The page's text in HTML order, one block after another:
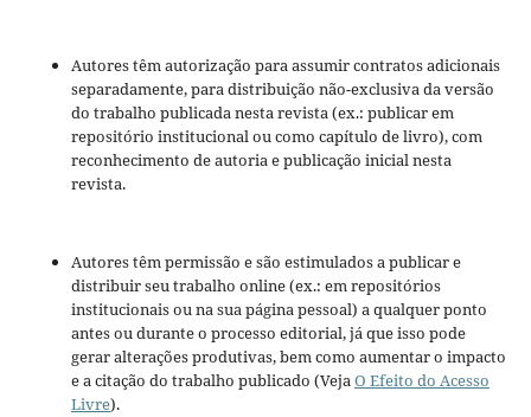
Autores têm autorização para assumir contratos adicionais
separadamente, para distribuição não-exclusiva da versão
do trabalho publicada nesta revista (ex.: publicar em
repositório institucional ou como capítulo de livro), com
reconhecimento de autoria e publicação inicial nesta
revista.
Autores têm permissão e são estimulados a publicar e
distribuir seu trabalho online (ex.: em repositórios
institucionais ou na sua página pessoal) a qualquer ponto
antes ou durante o processo editorial, já que isso pode
gerar alterações produtivas, bem como aumentar o impacto
e a citação do trabalho publicado (VejaO Efeito do Acesso
Livre).